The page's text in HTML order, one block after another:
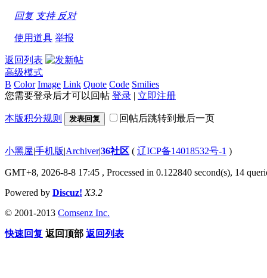
回复 支持 反对
使用道具 举报
返回列表
高级模式
B Color Image Link Quote Code Smilies
您需要登录后才可以回帖 登录 | 立即注册
本版积分规则 发表回复 回帖后跳转到最后一页
小黑屋|手机版|Archiver|36社区 ( 辽ICP备14018532号-1 )
GMT+8, 2026-8-8 17:45 , Processed in 0.122840 second(s), 14
Powered by Discuz! X3.2
© 2001-2013 Comsenz Inc.
快速回复 返回顶部 返回列表